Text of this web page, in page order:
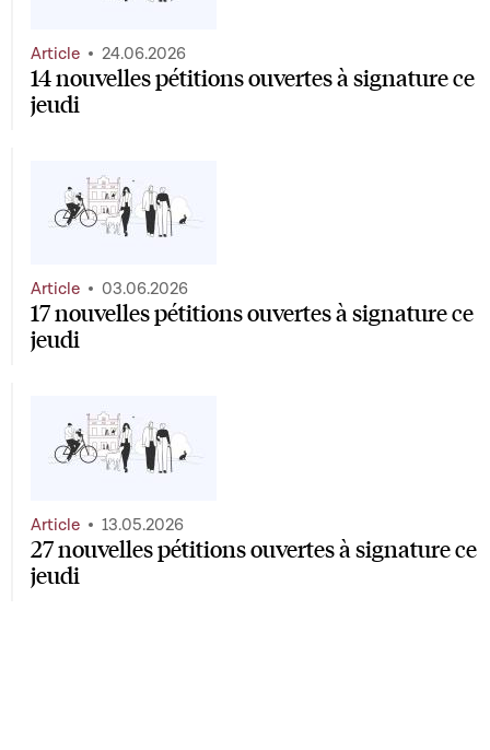
14 nouvelles pétitions ouvertes à signature ce
jeudi
Article 24.06.2026
17 nouvelles pétitions ouvertes à signature ce
jeudi
Article 03.06.2026
27 nouvelles pétitions ouvertes à signature ce
jeudi
Article 13.05.2026